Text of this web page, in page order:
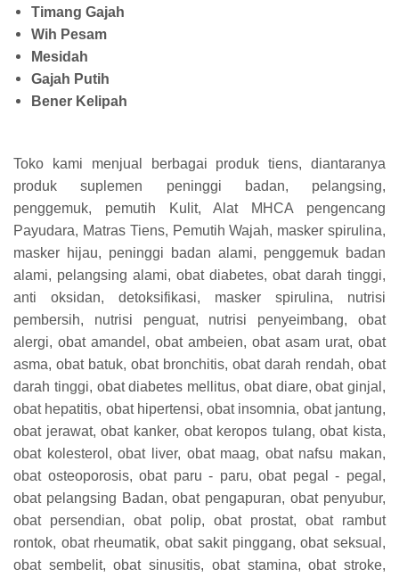
Timang Gajah
Wih Pesam
Mesidah
Gajah Putih
Bener Kelipah
Toko kami menjual berbagai produk tiens, diantaranya
produk suplemen peninggi badan, pelangsing,
penggemuk, pemutih Kulit, Alat MHCA pengencang
Payudara, Matras Tiens, Pemutih Wajah, masker spirulina,
masker hijau, peninggi badan alami, penggemuk badan
alami, pelangsing alami, obat diabetes, obat darah tinggi,
anti oksidan, detoksifikasi, masker spirulina, nutrisi
pembersih, nutrisi penguat, nutrisi penyeimbang, obat
alergi, obat amandel, obat ambeien, obat asam urat, obat
asma, obat batuk, obat bronchitis, obat darah rendah, obat
darah tinggi, obat diabetes mellitus, obat diare, obat ginjal,
obat hepatitis, obat hipertensi, obat insomnia, obat jantung,
obat jerawat, obat kanker, obat keropos tulang, obat kista,
obat kolesterol, obat liver, obat maag, obat nafsu makan,
obat osteoporosis, obat paru - paru, obat pegal - pegal,
obat pelangsing Badan, obat pengapuran, obat penyubur,
obat persendian, obat polip, obat prostat, obat rambut
rontok, obat rheumatik, obat sakit pinggang, obat seksual,
obat sembelit, obat sinusitis, obat stamina, obat stroke,